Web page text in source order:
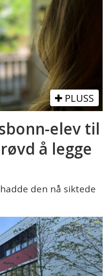
PLUSS
elev til
å legge
den nå siktede